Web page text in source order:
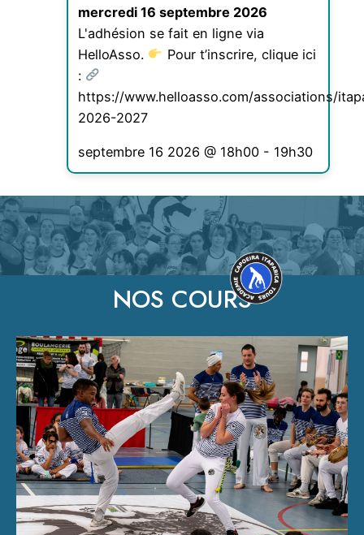
mercredi 16 septembre 2026
L'adhésion se fait en ligne via
HelloAsso.
Pour t’inscrire, clique ici
:
https://www.helloasso.com/associations/
2026-2027
septembre 16 2026 @ 18h00 - 19h30
NOS COURS